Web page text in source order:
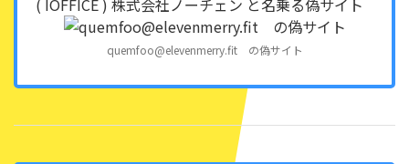
( IOFFICE ) 株式会社ノーチェン と名乗る偽サイト
quemfoo@elevenmerry.fit の偽サイト